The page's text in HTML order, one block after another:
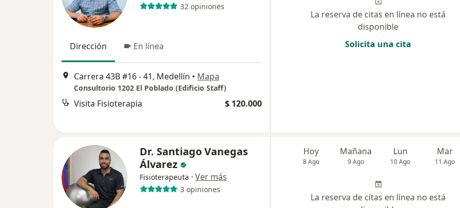
32 opiniones
Dirección En línea
Carrera 43B #16 - 41, Medellín • Mapa
Consultorio 1202 El Poblado (Edificio Staff)
Visita Fisioterapia $ 120.000
La reserva de citas en línea no está
disponible
Solicita una cita
Dr. Santiago Vanegas
Álvarez
Fisioterapeuta · Ver más
3 opiniones
Hoy
8 Ago
Mañana
9 Ago
Lun
10 Ago
Mar
11 Ago
La reserva de citas en línea no está